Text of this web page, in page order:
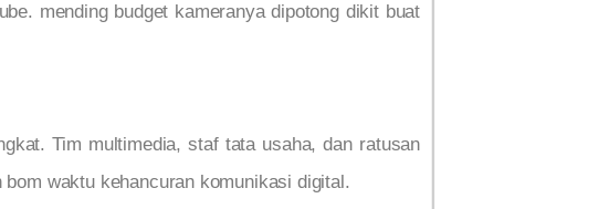
mending budget kameranya dipotong dikit buat
Tim multimedia, staf tata usaha, dan ratusan
bom waktu kehancuran komunikasi digital.